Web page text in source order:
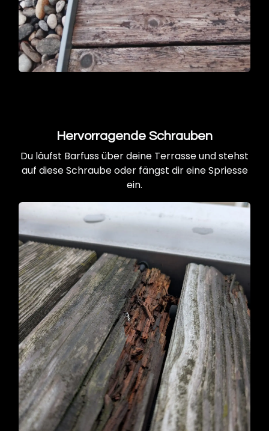
Hervorragende Schrauben
Du läufst Barfuss über deine Terrasse und stehst
auf diese Schraube oder fängst dir eine Spriesse
ein.